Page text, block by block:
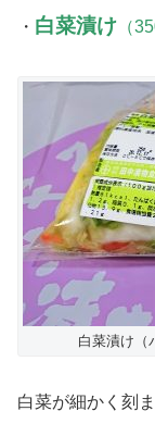
・ 白菜漬け （
白菜漬け（
白菜が細かく刻